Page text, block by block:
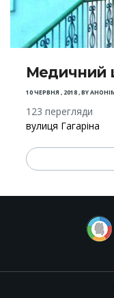
Медичний
10 ЧЕРВНЯ , 2018,BY
123 перегляди
вулиця Гагаріна